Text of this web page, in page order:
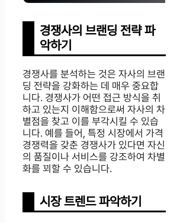
경쟁사의 브랜딩 전략 파
악하기
경쟁사를 분석하는 것은 자사의 브랜
딩 전략을 강화하는 데 매우 중요합
니다. 경쟁사가 어떤 접근 방식을 취
하고 있는지 이해함으로써 자사의 차
별점을 찾고 이를 부각시킬 수 있습
니다. 예를 들어, 특정 시장에서 가격
경쟁력을 갖춘 경쟁사가 있다면 자신
의 품질이나 서비스를 강조하여 차별
화를 꾀할 수 있습니다.
시장 트렌드 파악하기